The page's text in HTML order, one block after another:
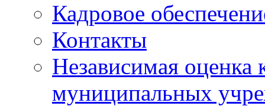
Кадровое
Контакты
Независимая оценка
муниципальных